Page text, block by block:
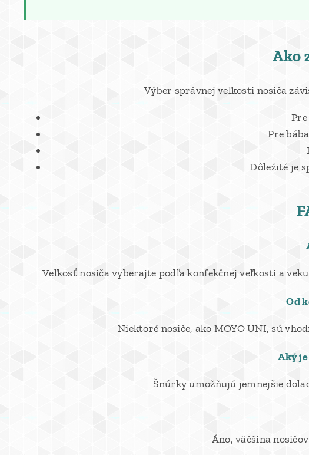
Ako
Výber správnej veľkosti nosiča
Pre
Dôležité je
Veľkosť nosiča vyberajte podľa konfekčnej veľkosti a
Od
Niektoré nosiče, ako MOYO UNI, sú
Aký
Šnúrky umožňujú jemnejšie
Áno, väčšina